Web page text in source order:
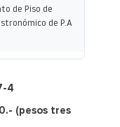
de Piso de
de P.A
4
(pesos tres